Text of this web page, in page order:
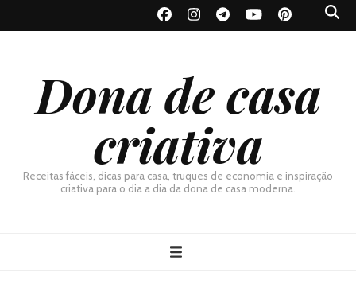
Dona de casa
criativa
Receitas fáceis, dicas para casa, truques de economia e inspiração
criativa para o dia a dia da dona de casa moderna.